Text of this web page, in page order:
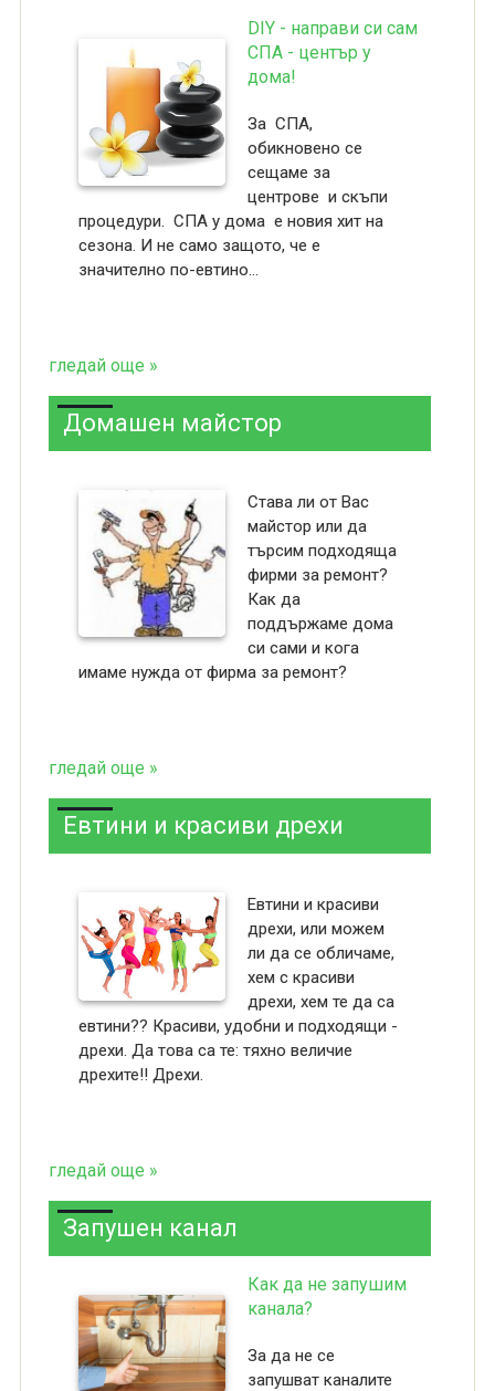
DIY - направи си сам
СПА - център у
дома!
За СПА,
обикновено се
сещаме за
центрове и скъпи
процедури. СПА у дома е новия хит на
сезона. И не само защото, че е
значително по-евтино...
гледай още »
Домашен майстор
Става ли от Вас
майстор или да
търсим подходяща
фирми за ремонт?
Как да
поддържаме дома
си сами и кога
имаме нужда от фирма за ремонт?
гледай още »
Евтини и красиви дрехи
Евтини и красиви
дрехи, или можем
ли да се обличаме,
хем с красиви
дрехи, хем те да са
евтини?? Красиви, удобни и подходящи -
дрехи. Да това са те: тяхно величие
дрехите!! Дрехи.
гледай още »
Запушен канал
Как да не запушим
канала?
За да не се
запушват каналите